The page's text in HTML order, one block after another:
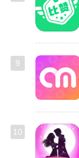
9
10